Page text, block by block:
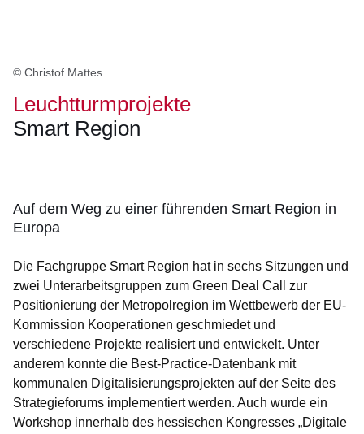
© Christof Mattes
Leuchtturmprojekte
Smart Region
Auf dem Weg zu einer führenden Smart Region in
Europa
Die Fachgruppe Smart Region hat in sechs Sitzungen und
zwei Unterarbeitsgruppen zum Green Deal Call zur
Positionierung der Metropolregion im Wettbewerb der EU-
Kommission Kooperationen geschmiedet und
verschiedene Projekte realisiert und entwickelt. Unter
anderem konnte die Best-Practice-Datenbank mit
kommunalen Digitalisierungsprojekten auf der Seite des
Strategieforums implementiert werden. Auch wurde ein
Workshop innerhalb des hessischen Kongresses „Digitale